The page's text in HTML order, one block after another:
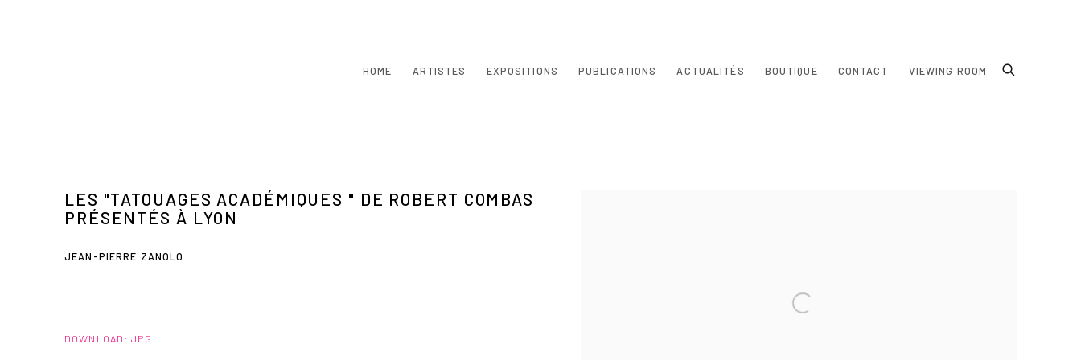
HOME ARTISTES EXPOSITIONS PUBLICATIONS ACTUALITÉS BOUTIQUE CONTACT VIEWING ROOM
LES "TATOUAGES ACADÉMIQUES " DE ROBERT COMBAS
PRÉSENTÉS À LYON
JEAN-PIERRE ZANOLO
DOWNLOAD: JPG